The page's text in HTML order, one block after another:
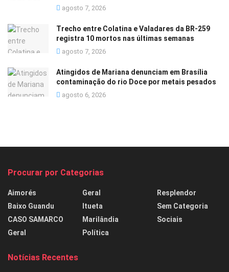
agosto 7, 2026
Trecho entre Colatina e Valadares da BR-259
registra 10 mortos nas últimas semanas
agosto 7, 2026
Atingidos de Mariana denunciam em Brasília
contaminação do rio Doce por metais pesados
agosto 6, 2026
Procurar por Categorias
Aimorés
Baixo Guandu
CASO SAMARCO
Geral
Geral
Itueta
Marilândia
Política
Resplendor
Sem Categoria
Sociais
Notícias Recentes